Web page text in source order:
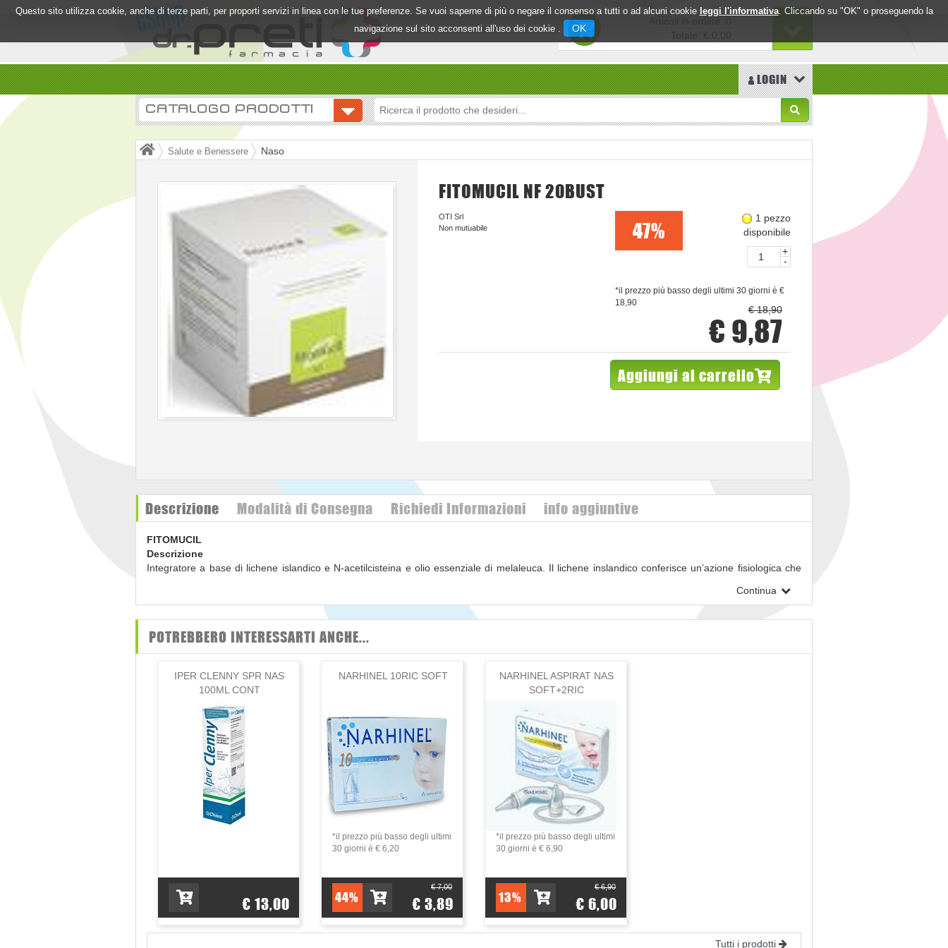
Questo sito utilizza cookie, anche di terze parti, per proporti servizi in linea con le tue preferenze. Se vuoi saperne di più o negare il consenso a tutti o ad alcuni cookie leggi l'informativa. Cliccando su "OK" o proseguendo la
navigazione sul sito acconsenti all'uso dei cookie .
OK
LOGIN
CATALOGO PRODOTTI
Salute e Benessere Naso
FITOMUCIL NF 20BUST
OTI Srl
Non mutuabile
47%
1 pezzo
disponibile
+
-
€ 18,90
€ 9,87
*il prezzo più basso degli ultimi 30 giorni è €
18,90
Aggiungi al carrello
Descrizione Modalità di Consegna Richiedi Informazioni info aggiuntive
FITOMUCIL
Descrizione
Integratore a base di lichene islandico e N-acetilcisteina e olio essenziale di melaleuca. Il lichene inslandico conferisce un’azione fisiologica che
Componenti
Biossido di silicio. E.S.: Estratto secco supportato da maltodestrine con rapporto pianta secca/estratto 4:1. M.D.: Olio essenziale microincapsulato.
Non somministrare nei bambini al di sotto dei 3 anni di età. Non superare la dose consigliata. Tenere fuori dalla portata dei bambini di età inferiore
ai tre anni. Il prodotto non sostituisce una dieta varia ed equilibrata e un sano stile di vita.
Conservazione
Validità a confezionamento integro: 36 mesi.
20 bustine da 3,5 g. 70 g.
Continua
POTREBBERO INTERESSARTI ANCHE...
IPER CLENNY SPR NAS
100ML CONT
€ 13,00
NARHINEL 10RIC SOFT
*il prezzo più basso degli ultimi
30 giorni è € 6,20
44%
€ 7,00
€ 3,89
NARHINEL ASPIRAT NAS
SOFT+2RIC
*il prezzo più basso degli ultimi
30 giorni è € 6,90
13%
€ 6,90
€ 6,00
Tutti i prodotti